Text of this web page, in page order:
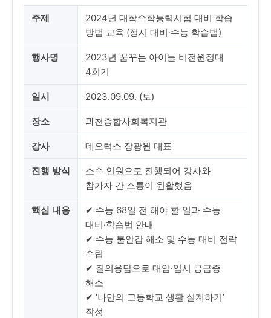
주제
2024년 대학수학능력시험 대비 학습
방법 교육 (정시 대비·수능 학습법)
행사명
2023년 꿈꾸는 아이들 비전원정대
4회기
일시 2023.09.09. (토)
장소 과천종합사회복지관
강사 데오럭스 장광원 대표
진행 방식
소수 인원으로 진행되어 강사와
참가자 간 소통이 원활했음
핵심 내용
✔ 수능 68일 전 해야 할 일과 수능
대비·학습법 안내
✔ 수능 불안감 해소 및 수능 대비 전략
수립
✔ 질의응답으로 대입·입시 궁금증
해소
✔ ‘나만의 고등학교 생활 설계하기’
작성